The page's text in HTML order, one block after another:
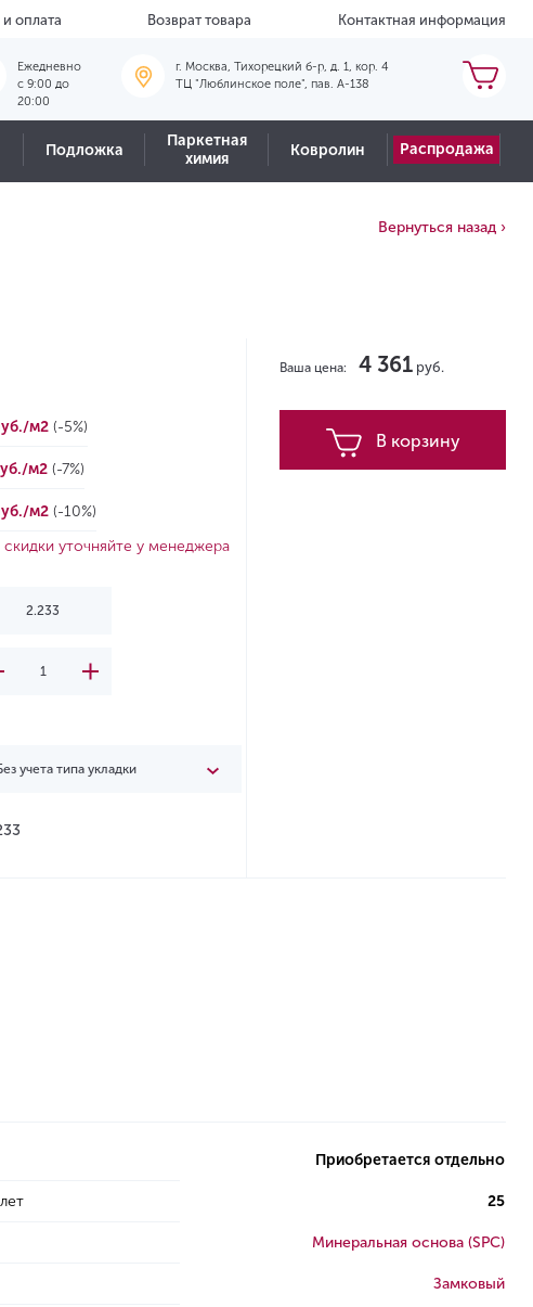
оплата Возврат товара Контактная информация
Ежедневно
c 9:00 до
20:00
г. Москва, Тихорецкий б-р, д. 1, кор. 4
ТЦ "Люблинское поле", пав. А-138
Подложка
Паркетная
химия
Ковролин Распродажа
Вернуться назад ›
м2 (-5%)
м2 (-7%)
м2 (-10%)
уточняйте у менеджера
учета типа укладки
Ваша цена: 4 361 руб.
В корзину
Приобретается отдельно
25
Минеральная основа (SPC)
Замковый